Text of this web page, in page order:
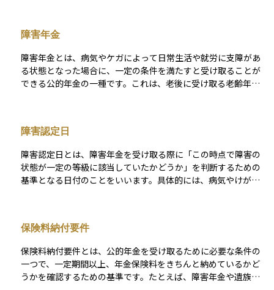
障害年金
障害年金とは、病気やケガによって日常生活や就労に支障があ
る状態となった場合に、一定の条件を満たすと受け取ることが
できる公的年金の一種です。これは、老後に受け取る老齢年金
険料納付要件を満たしていること、そして障害の程度が法律で
定められた等級に該当することが必要です。障害年金には「障
害基礎年金」と「障害厚生年金」の2種類があり、どの年金制度
に加入していたかによって対象や支給額が異なります。これは
障害を抱えながらも暮らしていく人の経済的な支えとなる大切
障害認定日
障害認定日とは、障害年金を受け取る際に「この時点で障害の
状態が一定の等級に該当していたかどうか」を判断するための
基準となる日付のことをいいます。具体的には、病気やけがで
もとに障害の程度が1級、2級（または3級）などに当てはまる
かどうかが判定されます。障害認定日は年金の支給開始時期を
左右する重要な要素であり、正確な把握が必要です。特に申請
時には、この日をもとに診断書を提出する必要があるため、障
害年金の手続きにおいて非常に大切な日付とされています。
保険料納付要件
保険料納付要件とは、公的年金を受け取るために必要な条件の
一つで、一定期間以上、年金保険料をきちんと納めているかど
うかを確認するための基準です。たとえば、障害年金や遺族年